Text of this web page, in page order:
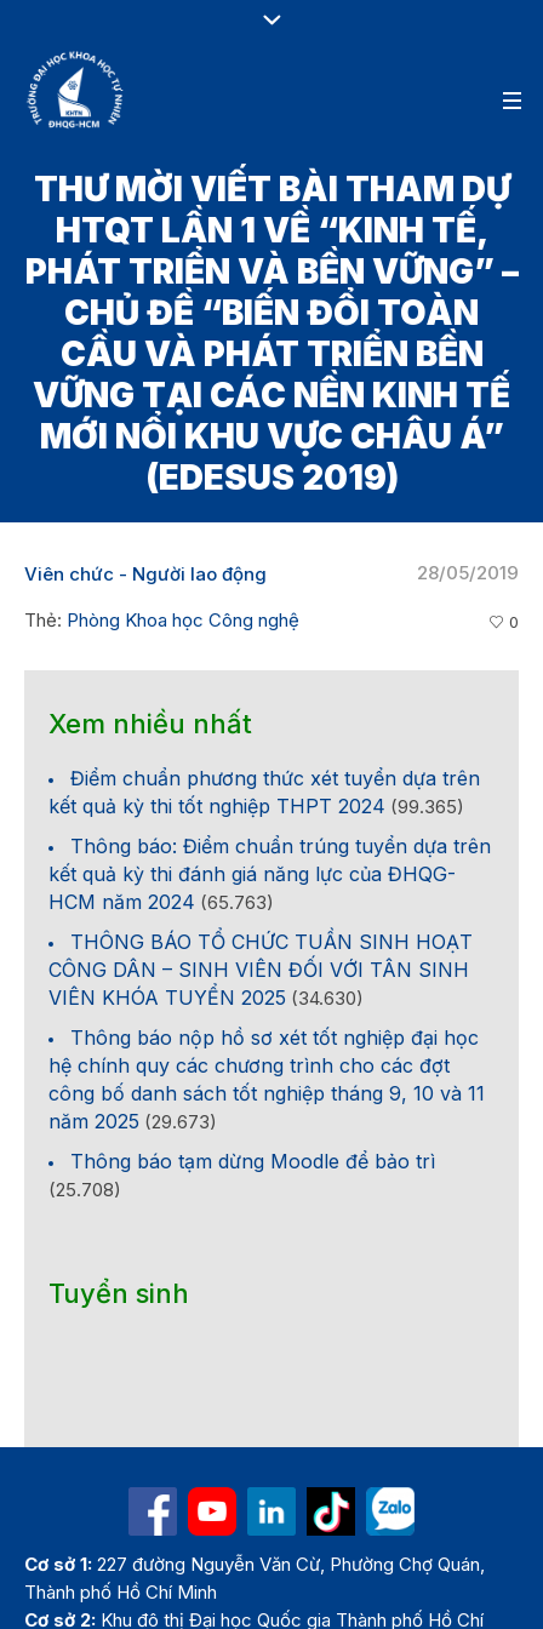
THƯ MỜI VIẾT BÀI THAM DỰ
HTQT LẦN 1 VỀ “KINH TẾ,
PHÁT TRIỂN VÀ BỀN VỮNG” –
CHỦ ĐỀ “BIẾN ĐỔI TOÀN
CẦU VÀ PHÁT TRIỂN BỀN
VỮNG TẠI CÁC NỀN KINH TẾ
MỚI NỔI KHU VỰC CHÂU Á”
(EDESUS 2019)
28/05/2019
Viên chức - Người lao động
Thẻ: Phòng Khoa học Công nghệ 0
Xem nhiều nhất
Điểm chuẩn phương thức xét tuyển dựa trên
kết quả kỳ thi tốt nghiệp THPT 2024 (99.365)
Thông báo: Điểm chuẩn trúng tuyển dựa trên
kết quả kỳ thi đánh giá năng lực của ĐHQG-
HCM năm 2024 (65.763)
THÔNG BÁO TỔ CHỨC TUẦN SINH HOẠT
CÔNG DÂN – SINH VIÊN ĐỐI VỚI TÂN SINH
VIÊN KHÓA TUYỂN 2025 (34.630)
Thông báo nộp hồ sơ xét tốt nghiệp đại học
hệ chính quy các chương trình cho các đợt
công bố danh sách tốt nghiệp tháng 9, 10 và 11
năm 2025 (29.673)
Thông báo tạm dừng Moodle để bảo trì
(25.708)
Tuyển sinh
Cơ sở 1: 227 đường Nguyễn Văn Cừ, Phường Chợ Quán,
Thành phố Hồ Chí Minh
Cơ sở 2: Khu đô thị Đại học Quốc gia Thành phố Hồ Chí